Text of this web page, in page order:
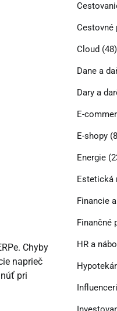
Chyby
naprieč
pri
Cestovné
Cloud (48)
Dane a
Dary a
E-
E-shopy
Energie
Estetická
Financie
Finančné
HR a
Influenceri